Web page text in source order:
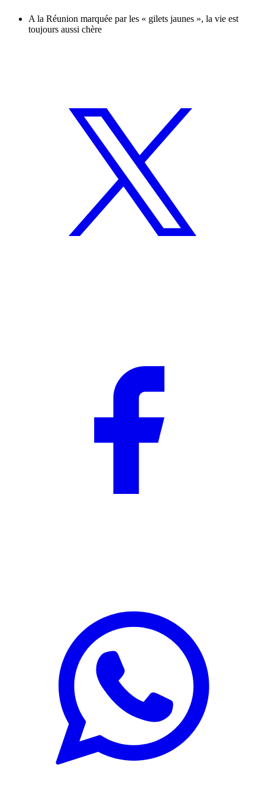
A la Réunion marquée par les « gilets jaunes », la vie est
toujours aussi chère